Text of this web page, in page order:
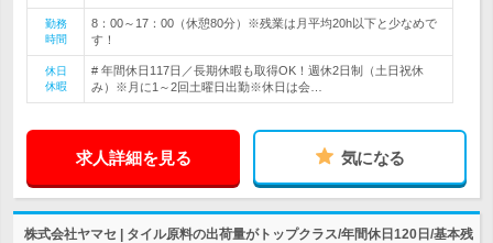
勤務
時間
8：00～17：00（休憩80分）※残業は月平均20h以下と少なめで
す！
休日
休暇
# 年間休日117日／長期休暇も取得OK！週休2日制（土日祝休
み）※月に1～2回土曜日出勤※休日は会…
求人詳細を見る 気になる
株式会社ヤマセ | タイル原料の出荷量がトップクラス/年間休日120日/基本残